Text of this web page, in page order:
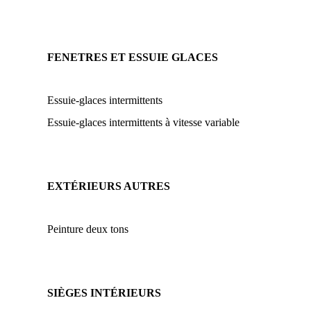
FENETRES ET ESSUIE GLACES
Essuie-glaces intermittents
Essuie-glaces intermittents à vitesse variable
EXTÉRIEURS AUTRES
Peinture deux tons
SIÈGES INTÉRIEURS